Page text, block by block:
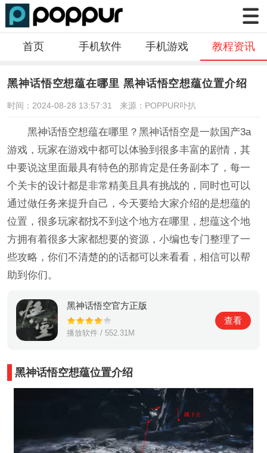
首页 手机软件 手机游戏 教程资讯
黑神话悟空想蕴在哪里 黑神话悟空想蕴位置介绍
时间：2024-08-28 13:57:31 来源：POPPUR卟扒
黑神话悟空想蕴在哪里？黑神话悟空是一款国产3a
游戏，玩家在游戏中都可以体验到很多丰富的剧情，其
中要说这里面最具有特色的那肯定是任务副本了，每一
个关卡的设计都是非常精美且具有挑战的，同时也可以
通过做任务来提升自己，今天要给大家介绍的是想蕴的
位置，很多玩家都找不到这个地方在哪里，想蕴这个地
方拥有着很多大家都想要的资源，小编也专门整理了一
些攻略，你们不清楚的的话都可以来看看，相信可以帮
助到你们。
黑神话悟空官方正版
播放软件 / 552.31M
查看
黑神话悟空想蕴位置介绍